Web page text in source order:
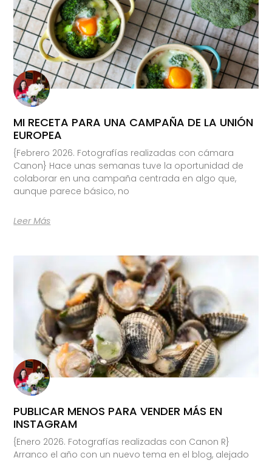
MI RECETA PARA UNA CAMPAÑA DE LA UNIÓN
EUROPEA
{Febrero 2026. Fotografías realizadas con cámara
Canon} Hace unas semanas tuve la oportunidad de
colaborar en una campaña centrada en algo que,
aunque parece básico, no
Leer Más
PUBLICAR MENOS PARA VENDER MÁS EN
INSTAGRAM
{Enero 2026. Fotografías realizadas con Canon R}
Arranco el año con un nuevo tema en el blog, alejado